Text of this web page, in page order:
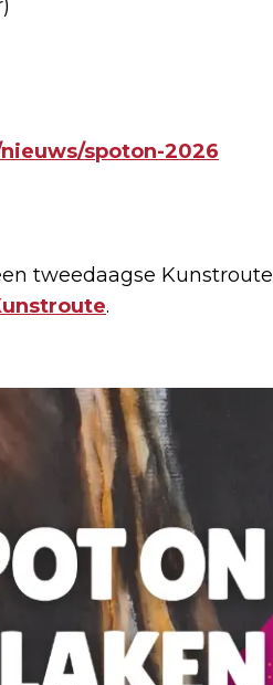
spoton-2026
tweedaagse Kunstroute
.